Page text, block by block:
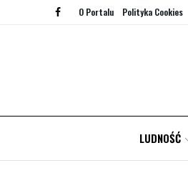
O Portalu Polityka Cookies
LUDNOŚĆ